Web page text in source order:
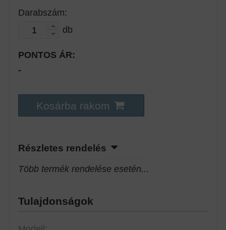
Darabszám:
db
PONTOS ÁR:
-
Kosárba rakom
Részletes rendelés
Több termék rendelése esetén...
Tulajdonságok